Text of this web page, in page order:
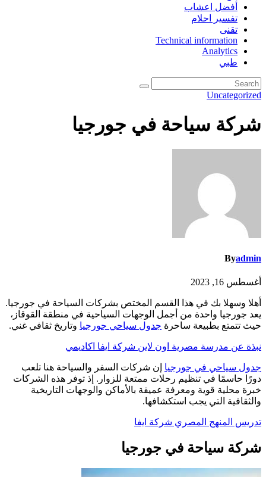
أفضل اعشاب
تفسير احلام
تقنى
Technical information
Analytics
طبي
Uncategorized
شركة سياحة في جورجيا
Byadmin
أغسطس 16, 2023
أهلا وسهلا بك في هذا القسم المختص بشركات السياحة في جورجيا.
يعد جورجيا واحدة من أجمل الوجهات السياحية في منطقة القوقاز،
حيث تتمتع بطبيعة ساحرة جدول سياحي جورجيا وتاريخ ثقافي غني.
نبذة عن مدرسة مصرية اون لاين شركة ايفا اكاديمي
جدول سياحي في جورجيا إن شركات السفر والسياحة هنا تلعب
دورًا حاسمًا في تنظيم رحلات ممتعة للزوار. إذ توفر هذه الشركات
خبرة محلية قوية ومعرفة عميقة بالأماكن والوجهات التاريخية
والثقافية التي يجب استكشافها.
تدريس المنهج المصري شركة ايفا
شركة سياحة في جورجيا